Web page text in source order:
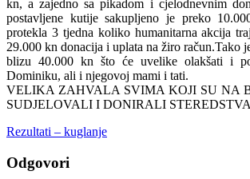
kn, a zajedno sa pikadom i cjelodnevnim
postavljene kutije sakupljeno je preko
protekla 3 tjedna koliko humanitarna akcija
29.000 kn donacija i uplata na žiro račun.Tako
blizu 40.000 kn što će uvelike olakšati i
Dominiku, ali i njegovoj mami i tati.
VELIKA ZAHVALA SVIMA KOJI SU NA
SUDJELOVALI I DONIRALI
Rezultati – kuglanje
Odgovori